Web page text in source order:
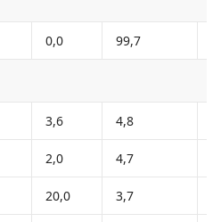
0,0 99,7
3,6 4,8
2,0 4,7
20,0 3,7